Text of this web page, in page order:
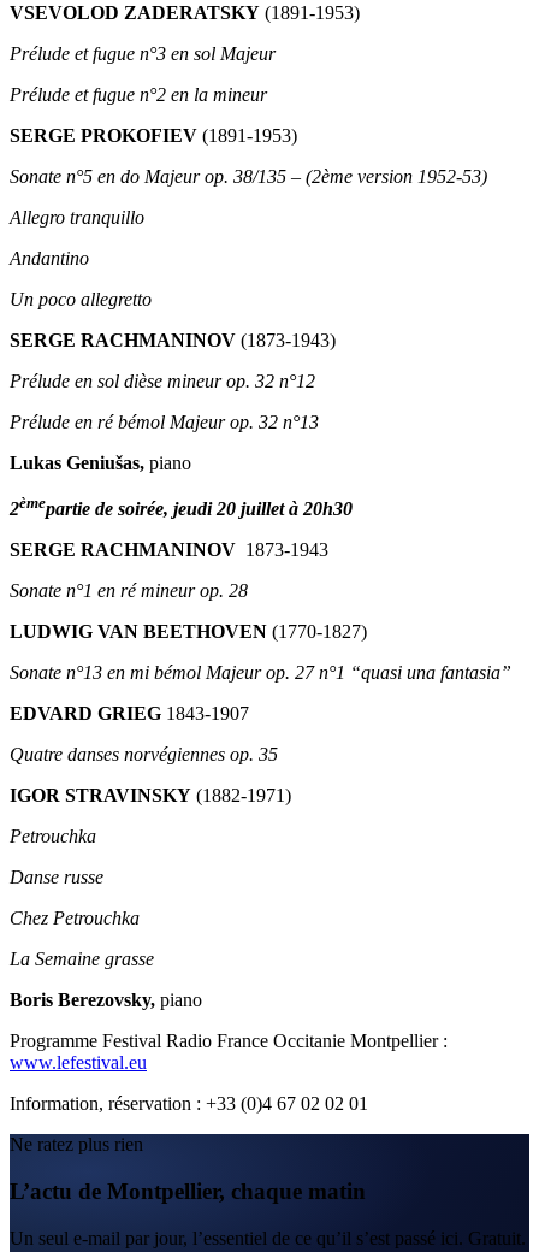
VSEVOLOD ZADERATSKY (1891-1953)
Prélude et fugue n°3 en sol Majeur
Prélude et fugue n°2 en la mineur
SERGE PROKOFIEV (1891-1953)
Sonate n°5 en do Majeur op. 38/135 – (2ème version 1952-53)
Allegro tranquillo
Andantino
Un poco allegretto
SERGE RACHMANINOV (1873-1943)
Prélude en sol dièse mineur op. 32 n°12
Prélude en ré bémol Majeur op. 32 n°13
Lukas Geniušas, piano
2èmepartie de soirée, jeudi 20 juillet à 20h30
SERGE RACHMANINOV 1873-1943
Sonate n°1 en ré mineur op. 28
LUDWIG VAN BEETHOVEN (1770-1827)
Sonate n°13 en mi bémol Majeur op. 27 n°1 “quasi una fantasia”
EDVARD GRIEG 1843-1907
Quatre danses norvégiennes op. 35
IGOR STRAVINSKY (1882-1971)
Petrouchka
Danse russe
Chez Petrouchka
La Semaine grasse
Boris Berezovsky, piano
Programme Festival Radio France Occitanie Montpellier :
www.lefestival.eu
Information, réservation : +33 (0)4 67 02 02 01
Ne ratez plus rien
L’actu de Montpellier, chaque matin
Un seul e-mail par jour, l’essentiel de ce qu’il s’est passé ici. Gratuit.